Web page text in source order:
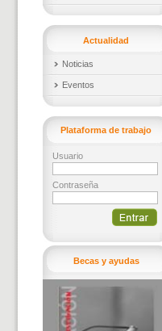
Actualidad
Noticias
Eventos
Plataforma de trabajo
Usuario
Contraseña
Becas y ayudas